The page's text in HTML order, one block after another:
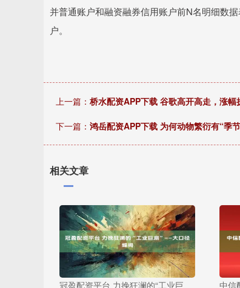
并普通账户和融资融券信用账户前N名明细数
户。
上一篇： 桥水配资APP下载 谷歌高开高走，涨
下一篇： 鸿岳配资APP下载 为何动物繁衍有“季
相关文章
冠盈配资平台 力挽狂澜的“工业巨
中信